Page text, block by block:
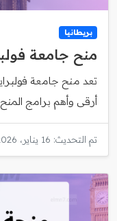
بريطانيا
منح جامعة
أرقى وأهم برامج
تم التحديث: 16 يناير، 2026